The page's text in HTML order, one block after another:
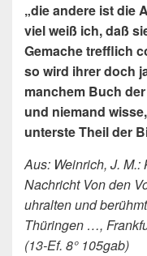
„die andere ist die
viel weiß ich, daß
Gemache trefflich
so wird ihrer doch
manchem Buch
und niemand
unterste Theil der
Aus: Weinrich, J.
Nachricht Von den
uhralten und
Thüringen …,
(13-Ef. 8° 105gab)